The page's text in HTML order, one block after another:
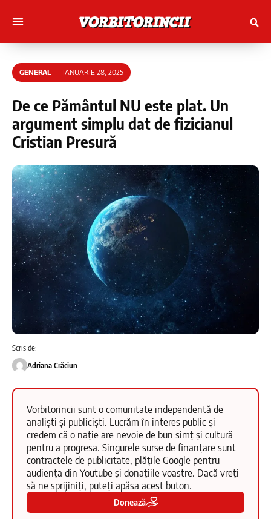
GENERAL IANUARIE 28, 2025
De ce Pământul NU este plat. Un
argument simplu dat de fizicianul
Cristian Presură
Scris de:
Adriana Crăciun
Vorbitorincii sunt o comunitate independentă de
analiști și publiciști. Lucrăm în interes public și
credem că o nație are nevoie de bun simț și cultură
pentru a progresa. Singurele surse de finanțare sunt
contractele de publicitate, plățile Google pentru
audiența din Youtube și donațiile voastre. Dacă vreți
să ne sprijiniți, puteți apăsa acest buton.
Donează